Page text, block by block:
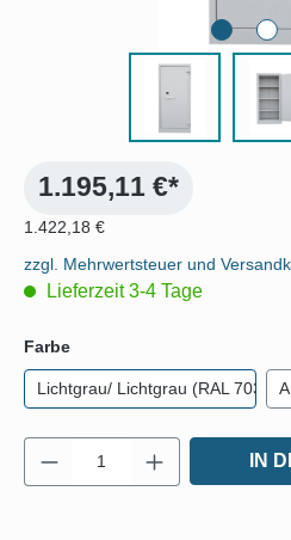
1.195,11 €*
1.422,18 €
zzgl. Mehrwertsteuer und
Lieferzeit 3-4 Tage
Farbeauswählen
Lichtgrau/ Lichtgrau (RAL 7035)
Produkt Anzahl: GibIN